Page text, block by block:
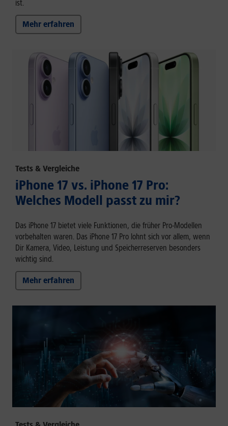
ist.
Mehr erfahren
Tests & Vergleiche
iPhone 17 vs. iPhone 17 Pro:
Welches Modell passt zu mir?
Das iPhone 17 bietet viele Funktionen, die früher Pro-Modellen
vorbehalten waren. Das iPhone 17 Pro lohnt sich vor allem, wenn
Dir Kamera, Video, Leistung und Speicherreserven besonders
wichtig sind.
Mehr erfahren